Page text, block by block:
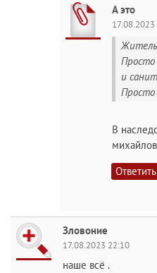
А это
Житель
Просто
и
Просто
В
Ответить
Зловоние
17.08.2023 22:10
наше всё .